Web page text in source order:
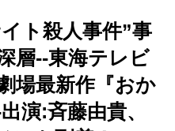
ト殺人事件”事
層--東海テレビ
場最新作『おか
演:斉藤由貴、